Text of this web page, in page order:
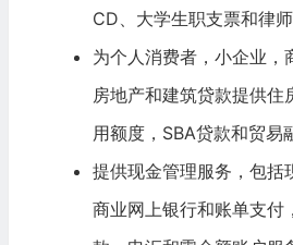
CD、大学生职支票和律师
为个人消费者，小企业，
房地产和建筑贷款提供住
用额度，SBA贷款和贸易
提供现金管理服务，包括
商业网上银行和账单支付